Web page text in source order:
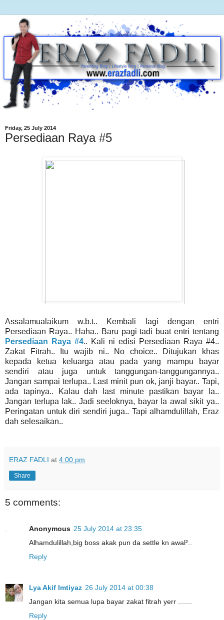
Friday, 25 July 2014
Persediaan Raya #5
Assalamualaikum w.b.t.. Kembali lagi dengan entri
Persediaan Raya.. Haha.. Baru pagi tadi buat entri tentang
Persediaan Raya #4.. Kali ni edisi Persediaan Raya #4..
Zakat Fitrah.. Itu wajib ni.. No choice.. Ditujukan khas
kepada ketua keluarga atau pada yang mampu bayar
sendiri atau juga untuk tanggungan-tanggungannya..
Jangan sampai terlupa.. Last minit pun ok, janji bayar.. Tapi,
ada tapinya.. Kalau dah last minute pastikan bayar la..
Jangan terlupa lak.. Jadi seeloknya, bayar la awal sikit ya..
Peringatan untuk diri sendiri juga.. Tapi alhamdulillah, Eraz
dah selesaikan..
ERAZ FADLI at 4:00 pm
Share
5 comments:
Anonymous 25 July 2014 at 23:35
Alhamdulillah,big boss akak pun da settle kn awal²..
Reply
Lya Akif Imtiyaz 26 July 2014 at 00:38
Jangan kita semua lupa bayar zakat fitrah yerr .......
Reply